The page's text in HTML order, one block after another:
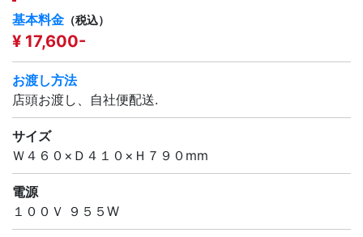
基本料金 （税込）
¥ 17,600-
お渡し方法
店頭お渡し、自社便配送.
サイズ
Ｗ４６０×Ｄ４１０×Ｈ７９０mm
電源
１００Ｖ ９５５W